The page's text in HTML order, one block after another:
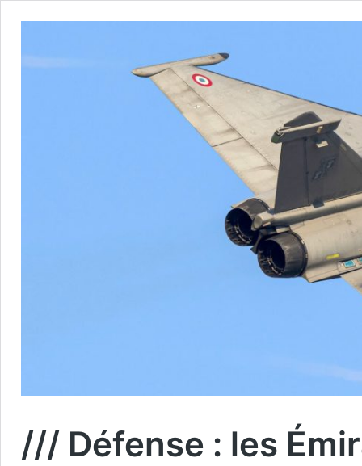
/// Défense : les